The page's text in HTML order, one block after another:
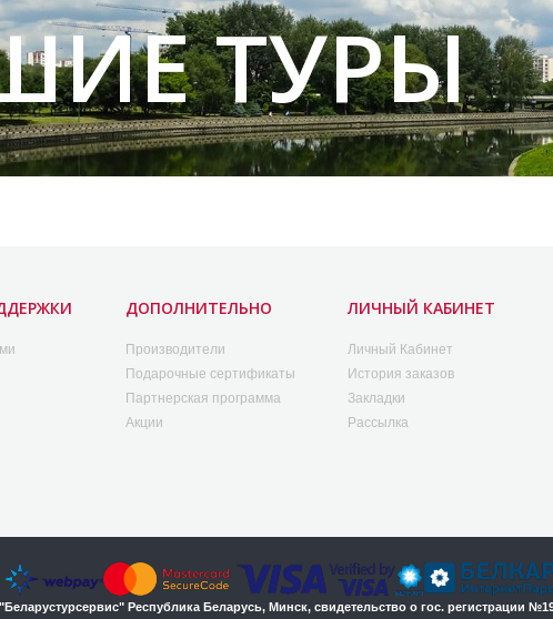
ТУРЫ
ДОПОЛНИТЕЛЬНО
Производители
Подарочные сертификаты
Партнерская программа
Акции
ЛИЧНЫЙ КАБИНЕТ
Личный Кабинет
История заказов
Закладки
Рассылка
Республика Беларусь, Минск, свидетельство о гос. регистрации